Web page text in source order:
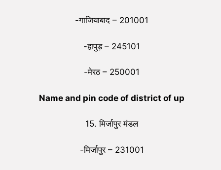
-गाजियाबाद – 201001
-हापुड़ – 245101
-मेरठ – 250001
Name and pin code of district of up
15. मिर्जापुर मंडल
-मिर्जापुर – 231001